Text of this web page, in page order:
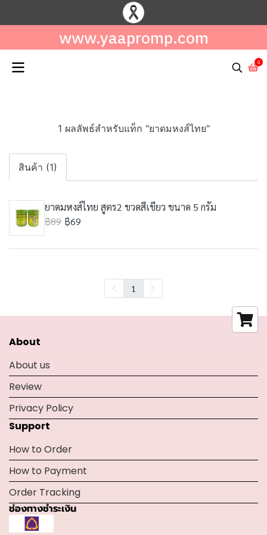
www.yaapromp.com
0
1 ผลลัพธ์สำหรับแท็ก "ยาดมหงส์ไทย"
สินค้า (1)
ยาดมหงส์ไทย สูตร2 ขวดสีเขียว ขนาด 5 กรัม
฿89 ฿69
1
About
About us
Review
Privacy Policy
Support
How to Order
How to Payment
Order Tracking
ช่องทางชำระเงิน